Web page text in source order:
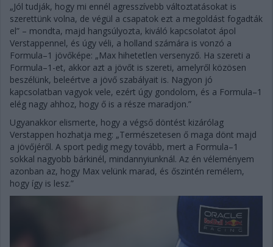
„Jól tudják, hogy mi ennél agresszívebb változtatásokat is
szerettünk volna, de végül a csapatok ezt a megoldást fogadták
el” – mondta, majd hangsúlyozta, kiváló kapcsolatot ápol
Verstappennel, és úgy véli, a holland számára is vonzó a
Formula–1 jövőképe: „Max hihetetlen versenyző. Ha szereti a
Formula–1-et, akkor azt a jövőt is szereti, amelyről közösen
beszélünk, beleértve a jövő szabályait is. Nagyon jó
kapcsolatban vagyok vele, ezért úgy gondolom, és a Formula–1
elég nagy ahhoz, hogy ő is a része maradjon.”
Ugyanakkor elismerte, hogy a végső döntést kizárólag
Verstappen hozhatja meg: „Természetesen ő maga dönt majd
a jövőjéről. A sport pedig megy tovább, mert a Formula–1
sokkal nagyobb bárkinél, mindannyiunknál. Az én véleményem
azonban az, hogy Max velünk marad, és őszintén remélem,
hogy így is lesz.”